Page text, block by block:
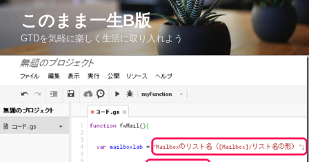
コ
ン
ス
キ
このまま一生Β版
GTDを気軽に楽しく生活に取り入れよう